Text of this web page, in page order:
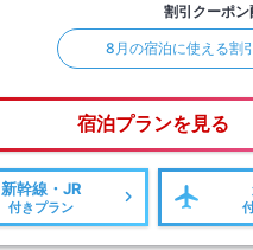
割引クーポン
8月の宿泊に使える割
宿泊プランを見る
新幹線・JR
付きプラン